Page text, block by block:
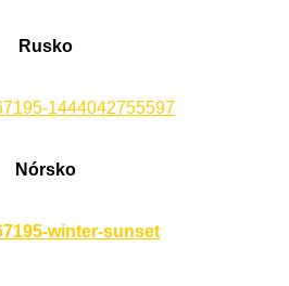
Rusko
Nórsko